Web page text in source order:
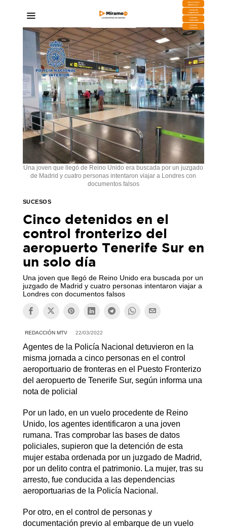
DESCARGA
MIRAPLAY
Buzón de
Sugerencias
Contratar
Publicidad
Contacto
Comercial
Una joven que llegó de Reino Unido era buscada por un juzgado
de Madrid y cuatro personas intentaron viajar a Londres con
documentos falsos
SUCESOS
Cinco detenidos en el
control fronterizo del
aeropuerto Tenerife Sur en
un solo día
Una joven que llegó de Reino Unido era buscada por un
juzgado de Madrid y cuatro personas intentaron viajar a
Londres con documentos falsos
REDACCIÓN MTV 22/03/2022
Agentes de la Policía Nacional detuvieron en la
misma jornada a cinco personas en el control
aeroportuario de fronteras en el Puesto Fronterizo
del aeropuerto de Tenerife Sur, según informa una
nota de policial
Por un lado, en un vuelo procedente de Reino
Unido, los agentes identificaron a una joven
rumana. Tras comprobar las bases de datos
policiales, supieron que la detención de esta
mujer estaba ordenada por un juzgado de Madrid,
por un delito contra el patrimonio. La mujer, tras su
arresto, fue conducida a las dependencias
aeroportuarias de la Policía Nacional.
Por otro, en el control de personas y
documentación previo al embarque de un vuelo